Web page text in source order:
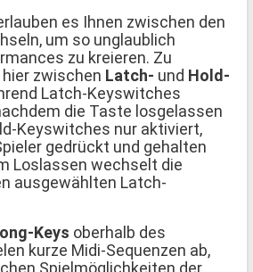
es Ihnen zwischen den
um so unglaublich
zu kreieren. Zu
zwischen Latch- und Hold-
Latch-Keyswitches
die Taste losgelassen
Keyswitches nur aktiviert,
gedrückt und gehalten
Loslassen wechselt die
ausgewählten Latch-
Keys oberhalb des
kurze Midi-Sequenzen ab,
Spielmöglichkeiten der